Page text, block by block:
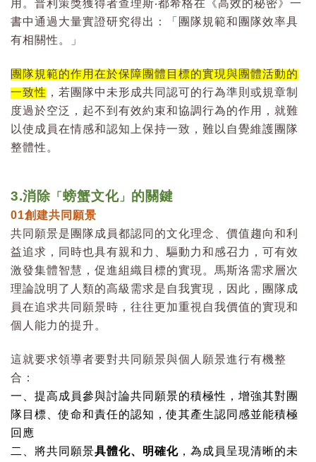
用。普利策獎獲得者查理斯‧都希格在《高效的秘密》一
書中通過大量實證研究得出：「團隊規範和團隊效率具
有相關性。」
團隊規範的作用在於保障團體目標的實現與團體活動的
一致性 ，若團隊中未形成共同認可的行為準則或規章制
度過於空泛，起不到有效約束和協調行為的作用，就難
以使成員在情感和認知上保持一致，難以自覺維護團隊
整體性。
3.消除 「螃蟹文化 」 的關鍵
01創建共同願景
共同願景是團隊成員都認同的文化理念、價值趨向和利
益追求，同時也具有親和力、驅動力和感召力，可有效
激發集體智慧，促進組織目標的實現。馬斯洛需求層次
理論說明了人類的高級需求是自我實現，因此，團隊成
員在追求共同願景時，往往更加重視自我價值的實現和
個人能力的提升。
這就要求領導者要對共同願景與個人願景進行有機整
合：
一、提高成員參與討論共同願景的積極性，增強其對團
隊目標、使命和責任的認知，使其產生認同感並能積極
回應
二、將共同願景具體化、明確化 ，為成員呈現清晰的未